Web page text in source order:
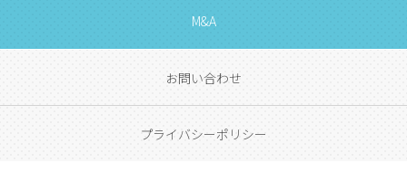
M&A
お問い合わせ
プライバシーポリシー